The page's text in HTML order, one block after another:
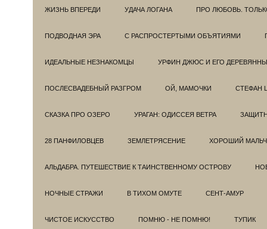
ЖИЗНЬ ВПЕРЕДИ УДАЧА ЛОГАНА ПРО ЛЮБОВЬ.
ПОДВОДНАЯ ЭРА С РАСПРОСТЕРТЫМИ ОБЪЯТИЯМИ
ИДЕАЛЬНЫЕ НЕЗНАКОМЦЫ УРФИН ДЖЮС И ЕГО
ПОСЛЕСВАДЕБНЫЙ РАЗГРОМ ОЙ, МАМОЧКИ СТЕФАН
СКАЗКА ПРО ОЗЕРО УРАГАН: ОДИССЕЯ ВЕТРА
28 ПАНФИЛОВЦЕВ ЗЕМЛЕТРЯСЕНИЕ ХОРОШИЙ
АЛЬДАБРА. ПУТЕШЕСТВИЕ К ТАИНСТВЕННОМУ ОСТРОВУ
НОЧНЫЕ СТРАЖИ В ТИХОМ ОМУТЕ СЕНТ-АМУР
ЧИСТОЕ ИСКУССТВО ПОМНЮ - НЕ ПОМНЮ! ТУПИК